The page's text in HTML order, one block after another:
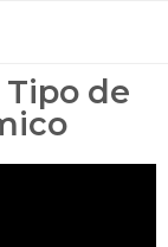
Tipo de